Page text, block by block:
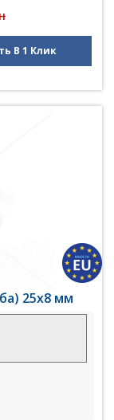
В 1 Клик
25х8 мм